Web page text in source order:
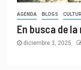
AGENDA BLOGS
En busca de
diciembre 3, 2025